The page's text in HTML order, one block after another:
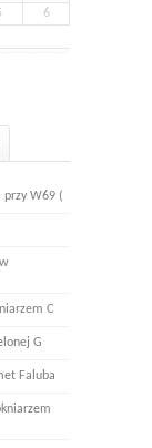
6
przy W69 (
C
G
Faluba